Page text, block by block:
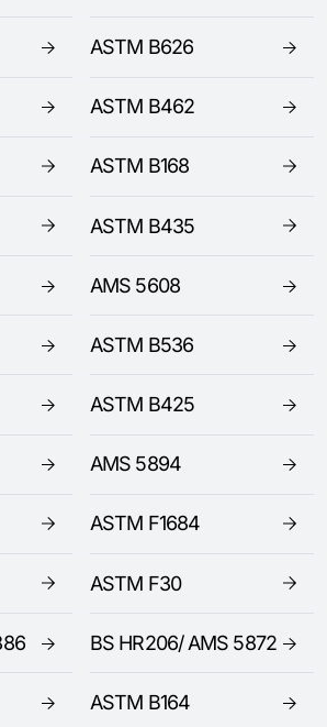
ASTM B626
ASTM B462
ASTM B168
ASTM B435
AMS 5608
ASTM B536
ASTM B425
AMS 5894
ASTM F1684
ASTM F30
BS HR206/ AMS 5872
ASTM B164